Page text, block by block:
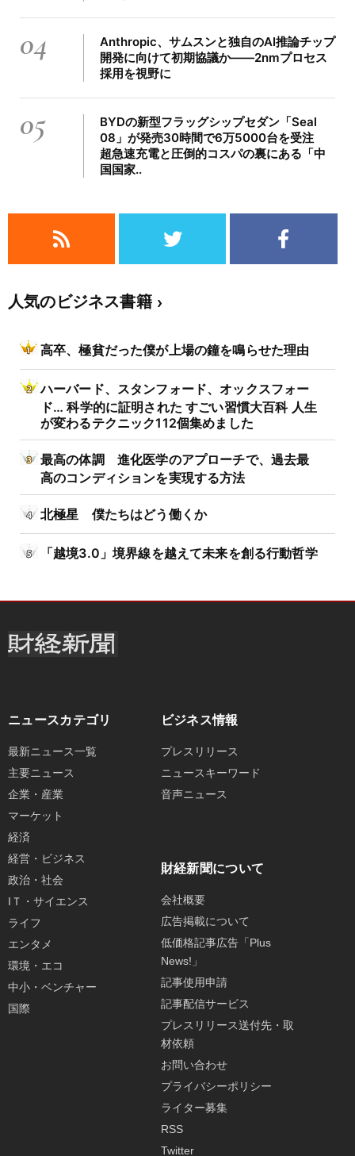
04
Anthropic、サムスンと独自のAI推論チップ
開発に向けて初期協議か――2nmプロセス
採用を視野に
05
BYDの新型フラッグシップセダン「Seal
08」が発売30時間で6万5000台を受注
超急速充電と圧倒的コスパの裏にある「中
国国家..
人気のビジネス書籍
高卒、極貧だった僕が上場の鐘を鳴らせた理由
ハーバード、スタンフォード、オックスフォー
ド… 科学的に証明された すごい習慣大百科 人生
が変わるテクニック112個集めました
最高の体調 進化医学のアプローチで、過去最
高のコンディションを実現する方法
北極星 僕たちはどう働くか
「越境3.0」境界線を越えて未来を創る行動哲学
ニュースカテゴリ
最新ニュース一覧
主要ニュース
企業・産業
マーケット
経済
経営・ビジネス
政治・社会
IＴ・サイエンス
ライフ
エンタメ
環境・エコ
中小・ベンチャー
国際
ビジネス情報
プレスリリース
ニュースキーワード
音声ニュース
財経新聞について
会社概要
広告掲載について
低価格記事広告「Plus
News!」
記事使用申請
記事配信サービス
プレスリリース送付先・取
材依頼
お問い合わせ
プライバシーポリシー
ライター募集
RSS
Twitter